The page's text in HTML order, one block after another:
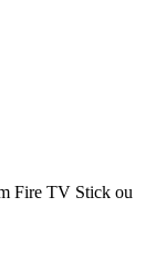
Fire TV Stick ou